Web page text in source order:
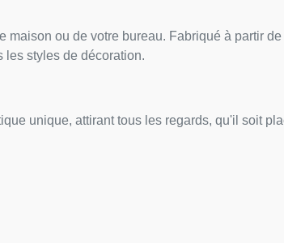
ou de votre bureau. Fabriqué à partir
les styles de décoration.
unique, attirant tous les regards, qu'il soit